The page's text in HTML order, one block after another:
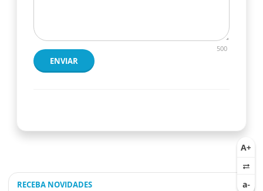
500
ENVIAR
RECEBA NOVIDADES